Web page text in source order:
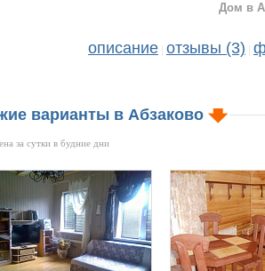
огорожена, имеется
дома есть место для
Дом в
описание отзывы (3)
варианты в Абзаково
за сутки в будние дни